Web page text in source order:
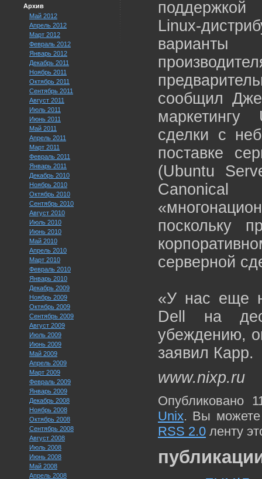
Архив
Май 2012
Апрель 2012
Март 2012
Февраль 2012
Январь 2012
Декабрь 2011
Ноябрь 2011
Октябрь 2011
Сентябрь 2011
Август 2011
Июль 2011
Июнь 2011
Май 2011
Апрель 2011
Март 2011
Февраль 2011
Январь 2011
Декабрь 2010
Ноябрь 2010
Октябрь 2010
Сентябрь 2010
Август 2010
Июль 2010
Июнь 2010
Май 2010
Апрель 2010
Март 2010
Февраль 2010
Январь 2010
Декабрь 2009
Ноябрь 2009
Октябрь 2009
Сентябрь 2009
Август 2009
Июль 2009
Июнь 2009
Май 2009
Апрель 2009
Март 2009
Февраль 2009
Январь 2009
Декабрь 2008
Ноябрь 2008
Октябрь 2008
Сентябрь 2008
Август 2008
Июль 2008
Июнь 2008
Май 2008
Апрель 2008
поддержкой
Linux-
сообщил
сделки с
поставке
(Ubuntu
Canonical
поскольку
серверной
«У нас еще
Dell на
убеждению,
заявил Карр.
www.nixp.ru
Опубликовано
Unix. Вы можете
RSS 2.0 ленту